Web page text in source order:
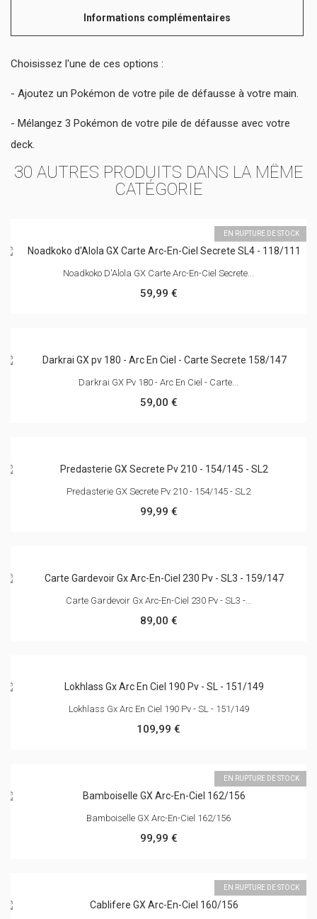
Informations complémentaires
Choisissez l'une de ces options :
- Ajoutez un Pokémon de votre pile de défausse à votre main.
- Mélangez 3 Pokémon de votre pile de défausse avec votre
deck.
30 AUTRES PRODUITS DANS LA MÊME
CATÉGORIE
POUR RECEVOIR NOS DERNIÈRES NOUVELLES ET PARTICULIÈRES DE
INFORMATIONS